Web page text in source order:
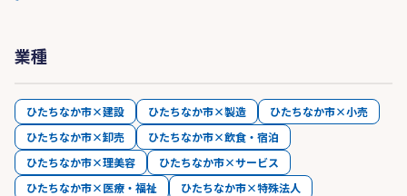
業種
ひたちなか市×建設 ひたちなか市×製造
ひたちなか市×小売
ひたちなか市×卸売
ひたちなか市×飲食・宿泊
ひたちなか市×理美容
ひたちなか市×サービス
ひたちなか市×医療・福祉
ひたちなか市×特殊法人